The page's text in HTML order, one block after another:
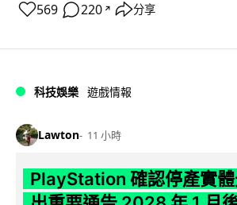
569 220 ↗ 分享
科技娛樂 遊戲情報
Lawton 11 小時
PlayStation 確認停產實